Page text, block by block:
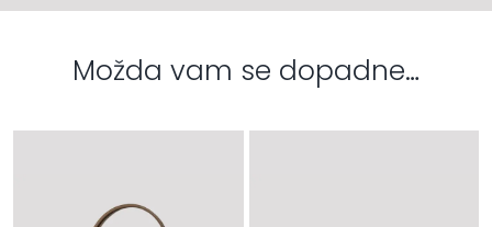
Možda vam se dopadne…